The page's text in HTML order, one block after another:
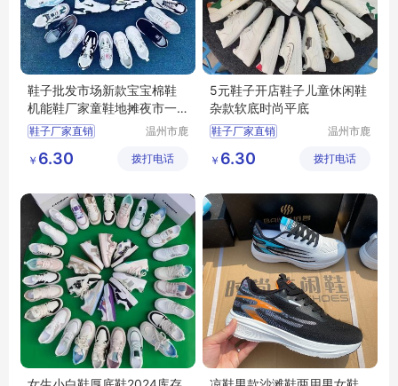
鞋子批发市场新款宝宝棉鞋
机能鞋厂家童鞋地摊夜市一
手货源外贸鞋
鞋子厂家直销
地摊鞋子批发
底价鞋批发
温州市鹿
步鞋行
￥ 6.30 拨打电话
5元鞋子开店鞋子儿童休闲鞋
杂款软底时尚平底
鞋子厂家直销
地摊鞋子批发
底价鞋批发
温州市鹿
步鞋行
￥ 6.30 拨打电话